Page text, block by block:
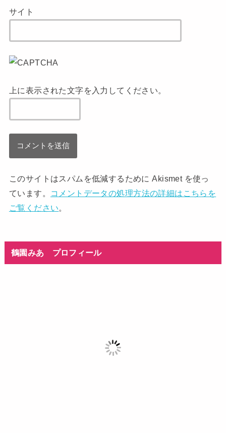
サイト
上に表示された文字を入力してください。
このサイトはスパムを低減するために Akismet を使っ
ています。
コメントデータの処理方法の詳細はこちらを
ご覧ください。
鶴園みあ プロフィール